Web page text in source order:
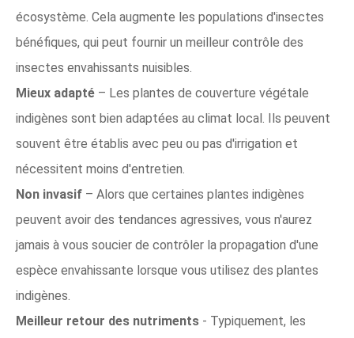
écosystème. Cela augmente les populations d'insectes
bénéfiques, qui peut fournir un meilleur contrôle des
insectes envahissants nuisibles.
Mieux adapté – Les plantes de couverture végétale
indigènes sont bien adaptées au climat local. Ils peuvent
souvent être établis avec peu ou pas d'irrigation et
nécessitent moins d'entretien.
Non invasif – Alors que certaines plantes indigènes
peuvent avoir des tendances agressives, vous n'aurez
jamais à vous soucier de contrôler la propagation d'une
espèce envahissante lorsque vous utilisez des plantes
indigènes.
Meilleur retour des nutriments - Typiquement, les